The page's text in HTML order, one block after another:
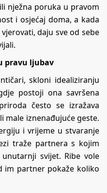
nježna poruka u pravom
i osjećaj doma, a kada
daju sve od sebe
pravu ljubav
skloni idealiziranju
postoji ona savršena
često se izražava
male iznenađujuće geste.
i vrijeme u stvaranje
traže partnera s kojim
svijet. Ribe vole
im partner pokaže koliko